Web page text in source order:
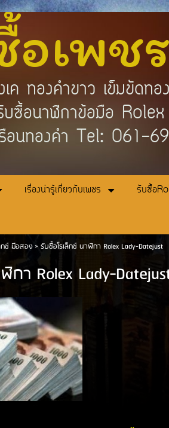
อเพช
ค ทองคำขาว เข็มขัดท
รับซื้อนาฬิกาข้อมือ
รือนทองคำ Tel: 061-
เรื่องน่ารู้เกี่ยวกับเพชร รับซื้อ
กซ์ มือสอง> รับซื้อโรเล็กซ์ นาฬิกา Rolex Lady-Datejust
กา Rolex Lady-